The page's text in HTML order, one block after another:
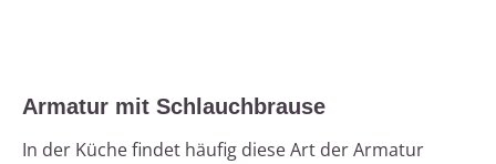
Armatur mit Schlauchbrause
In der Küche findet häufig diese Art der Armatur